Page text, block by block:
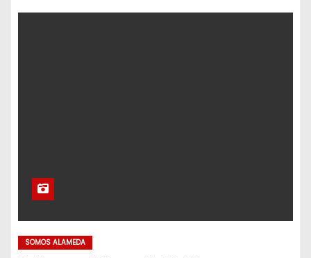
SOMOS ALAMEDA